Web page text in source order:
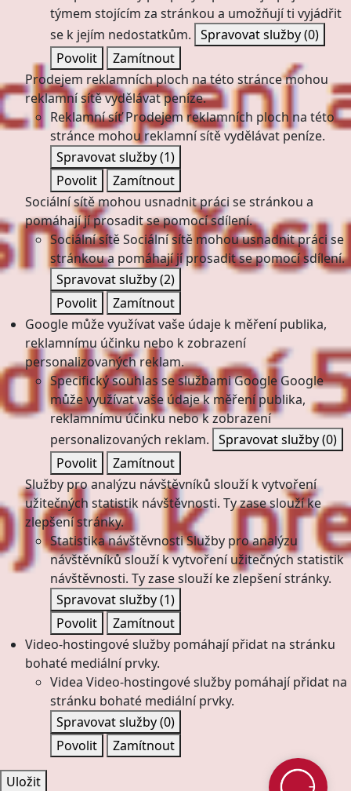
týmem stojícím za stránkou a umožňují ti vyjádřit
se k jejím nedostatkům. Spravovat služby(0)
Povolit
Zamítnout
Prodejem reklamních ploch na této stránce mohou
reklamní sítě vydělávat peníze.
Reklamní síťProdejem reklamních ploch na této
stránce mohou reklamní sítě vydělávat peníze.
Spravovat služby(1)
Povolit
Zamítnout
Sociální sítě mohou usnadnit práci se stránkou a
pomáhají jí prosadit se pomocí sdílení.
Sociální sítěSociální sítě mohou usnadnit práci se
stránkou a pomáhají jí prosadit se pomocí sdílení.
Spravovat služby(2)
Povolit
Zamítnout
Google může využívat vaše údaje k měření publika,
reklamnímu účinku nebo k zobrazení
personalizovaných reklam.
Specifický souhlas se službami Google Google
může využívat vaše údaje k měření publika,
reklamnímu účinku nebo k zobrazení
personalizovaných reklam. Spravovat služby(0)
Povolit
Zamítnout
Služby pro analýzu návštěvníků slouží k vytvoření
užitečných statistik návštěvnosti. Ty zase slouží ke
zlepšení stránky.
Statistika návštěvnostiSlužby pro analýzu
návštěvníků slouží k vytvoření užitečných statistik
návštěvnosti. Ty zase slouží ke zlepšení stránky.
Spravovat služby(1)
Povolit
Zamítnout
Video-hostingové služby pomáhají přidat na stránku
bohaté mediální prvky.
Videa Video-hostingové služby pomáhají přidat na
stránku bohaté mediální prvky.
Spravovat služby(0)
Povolit
Zamítnout
Uložit